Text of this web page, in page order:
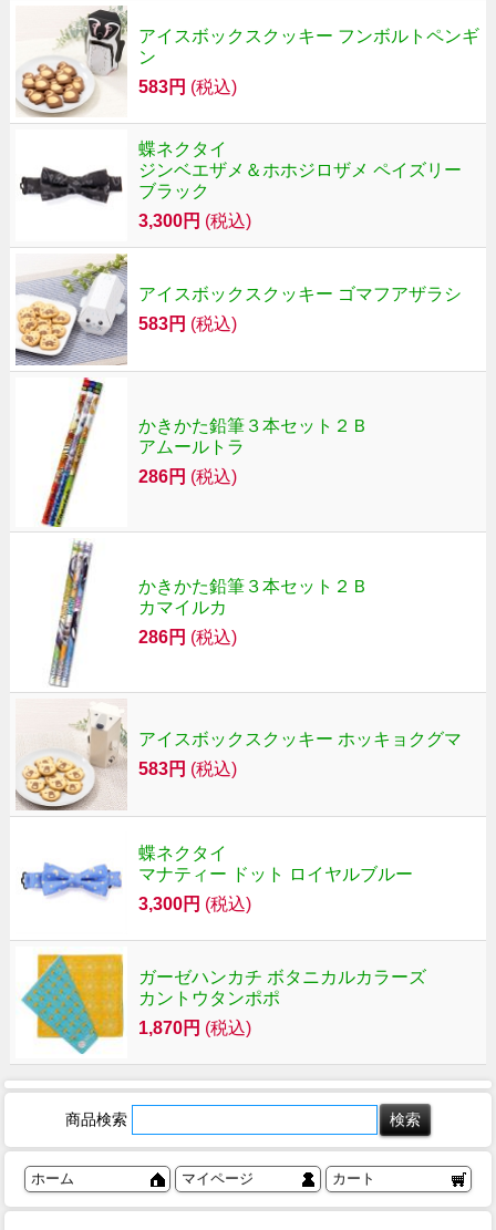
アイスボックスクッキー フンボルトペンギ
ン
583円 (税込)
蝶ネクタイ
ジンベエザメ＆ホホジロザメ ペイズリー
ブラック
3,300円 (税込)
アイスボックスクッキー ゴマフアザラシ
583円 (税込)
かきかた鉛筆３本セット２Ｂ
アムールトラ
286円 (税込)
かきかた鉛筆３本セット２Ｂ
カマイルカ
286円 (税込)
アイスボックスクッキー ホッキョクグマ
583円 (税込)
蝶ネクタイ
マナティー ドット ロイヤルブルー
3,300円 (税込)
ガーゼハンカチ ボタニカルカラーズ
カントウタンポポ
1,870円 (税込)
商品検索
ホーム マイページ カート